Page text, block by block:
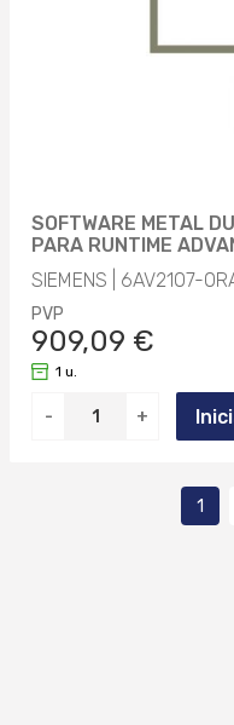
SOFTWARE METAL
PARA RUNTIME
SIEMENS | 6AV2107-
PVP
909,09 €
- +
1 u.
1